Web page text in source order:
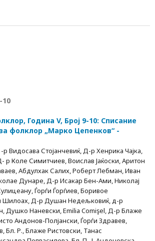
10
Година V, Број 9-10: Списание
фолклор „Марко Цепенков“ -
Видосава Стојанчевиќ, Д-р Хенрика Чајка,
р Коле Симитчиев, Воислав Јаќоски, Аритон
Абдулхак Салих, Роберт Лебман, Иван
Дунаре, Д-р Исакар Бен-Ами, Николај
Ѓорѓи Ѓорѓиев, Боривое
Шилоах, Д-р Душан Недељковиќ, д-р
Душко Наневски, Emilia Comişel, Д-р Блаже
Андонов-Полјански, Ѓорѓи Здравев,
Бл. Р., Блаже Ристовски, Танас